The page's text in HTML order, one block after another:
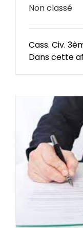
Non classé
Cass. Civ.
Dans cette